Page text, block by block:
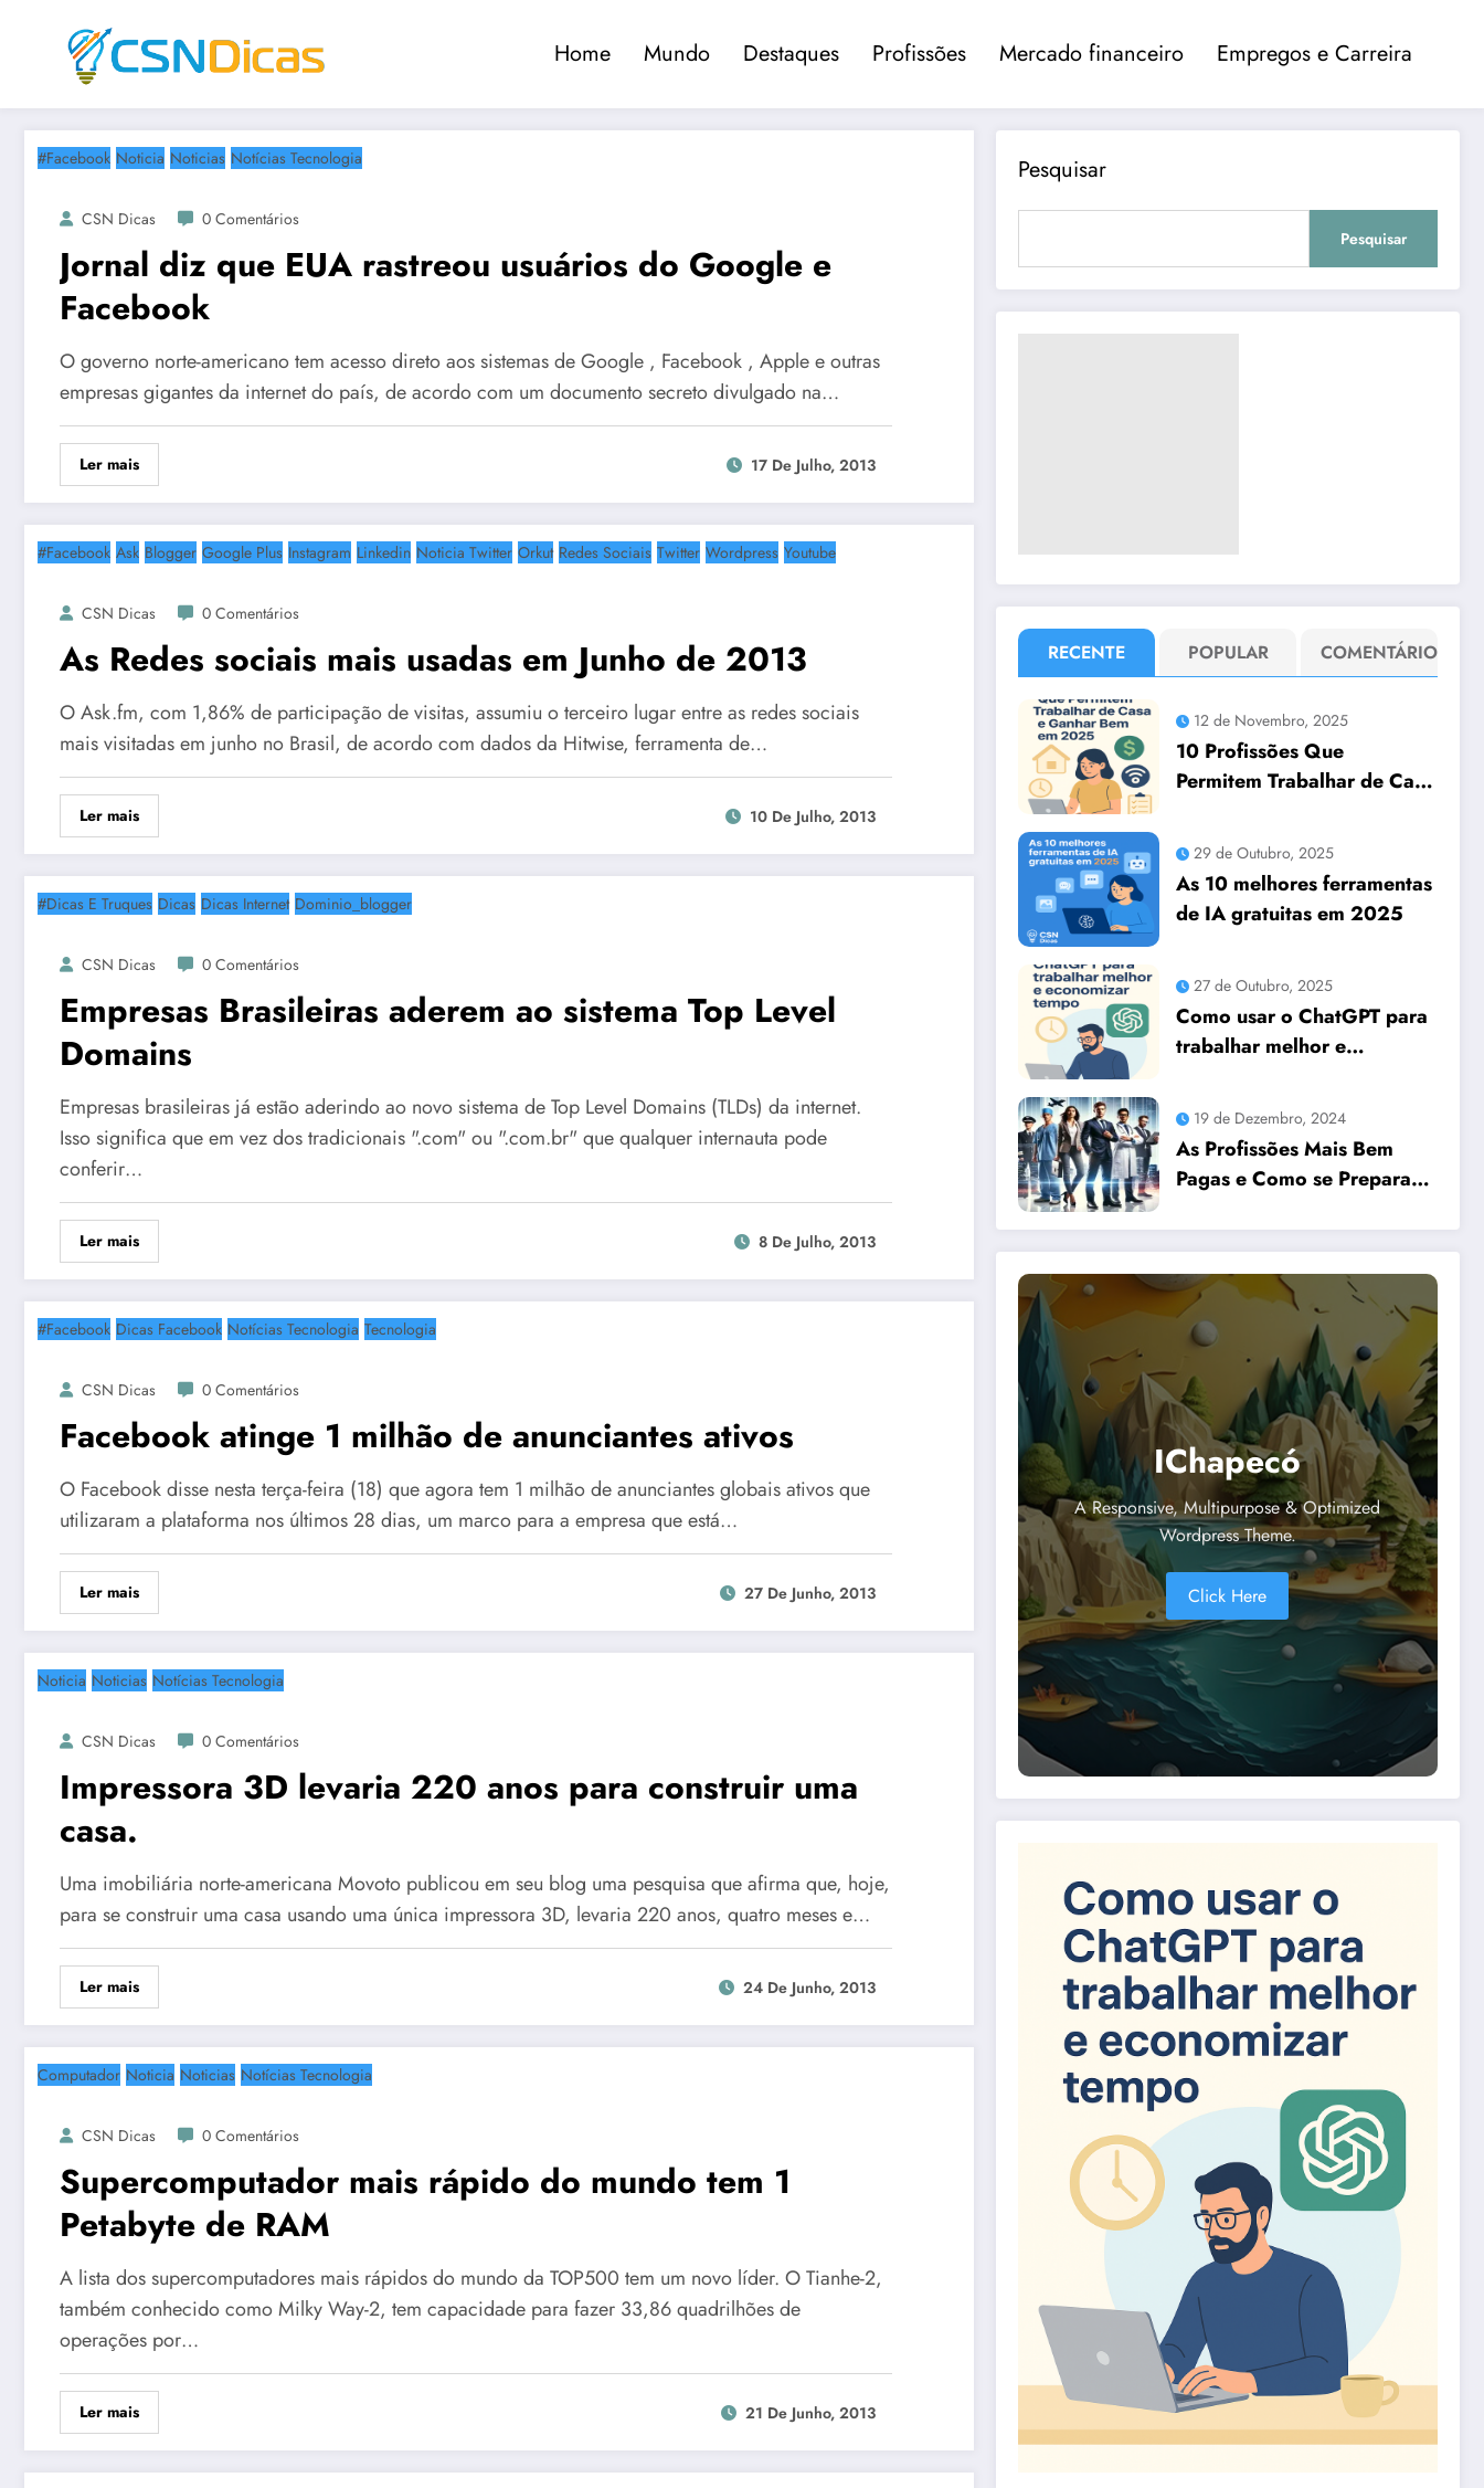
Home Mundo Destaques Profissões Mercado financeiro Empregos e Carreira
#Facebook Noticia Noticias Notícias Tecnologia
CSN Dicas 0 Comentários
Jornal diz que EUA rastreou usuários do Google e
Facebook
O governo norte-americano tem acesso direto aos sistemas de Google , Facebook , Apple e outras
empresas gigantes da internet do país, de acordo com um documento secreto divulgado na…
Ler mais 17 De Julho, 2013
#Facebook Ask Blogger Google Plus Instagram Linkedin Noticia Twitter Orkut Redes Sociais Twitter Wordpress Youtube
CSN Dicas 0 Comentários
As Redes sociais mais usadas em Junho de 2013
O Ask.fm, com 1,86% de participação de visitas, assumiu o terceiro lugar entre as redes sociais
mais visitadas em junho no Brasil, de acordo com dados da Hitwise, ferramenta de…
Ler mais 10 De Julho, 2013
#Dicas E Truques Dicas Dicas Internet Dominio_blogger
CSN Dicas 0 Comentários
Empresas Brasileiras aderem ao sistema Top Level
Domains
Empresas brasileiras já estão aderindo ao novo sistema de Top Level Domains (TLDs) da internet.
Isso significa que em vez dos tradicionais ".com" ou ".com.br" que qualquer internauta pode
conferir…
Ler mais 8 De Julho, 2013
#Facebook Dicas Facebook Notícias Tecnologia Tecnologia
CSN Dicas 0 Comentários
Facebook atinge 1 milhão de anunciantes ativos
O Facebook disse nesta terça-feira (18) que agora tem 1 milhão de anunciantes globais ativos que
utilizaram a plataforma nos últimos 28 dias, um marco para a empresa que está…
Ler mais 27 De Junho, 2013
Noticia Noticias Notícias Tecnologia
CSN Dicas 0 Comentários
Impressora 3D levaria 220 anos para construir uma
casa.
Uma imobiliária norte-americana Movoto publicou em seu blog uma pesquisa que afirma que, hoje,
para se construir uma casa usando uma única impressora 3D, levaria 220 anos, quatro meses e…
Ler mais 24 De Junho, 2013
Computador Noticia Noticias Notícias Tecnologia
CSN Dicas 0 Comentários
Supercomputador mais rápido do mundo tem 1
Petabyte de RAM
A lista dos supercomputadores mais rápidos do mundo da TOP500 tem um novo líder. O Tianhe-2,
também conhecido como Milky Way-2, tem capacidade para fazer 33,86 quadrilhões de
operações por…
Ler mais 21 De Junho, 2013
Pesquisar
Pesquisar
RECENTE POPULAR COMENTÁRIO
12 de Novembro, 2025
10 Profissões Que
Permitem Trabalhar de Casa
29 de Outubro, 2025
As 10 melhores ferramentas
de IA gratuitas em 2025
27 de Outubro, 2025
Como usar o ChatGPT para
trabalhar melhor e
19 de Dezembro, 2024
As Profissões Mais Bem
Pagas e Como se Preparar
Essenciais
IChapecó
A Responsive, Multipurpose & Optimized
Wordpress Theme.
Click Here